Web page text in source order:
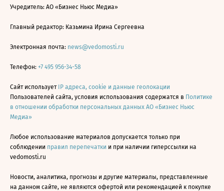
Учредитель: АО «Бизнес Ньюс Медиа»
Главный редактор: Казьмина Ирина Сергеевна
Электронная почта: news@vedomosti.ru
Телефон: +7 495 956-34-58
Сайт использует IP адреса, cookie и данные геолокации
Пользователей сайта, условия использования содержатся в Политике
в отношении обработки персональных данных АО «Бизнес Ньюс
Медиа»
Любое использование материалов допускается только при
соблюдении правил перепечатки и при наличии гиперссылки на
vedomosti.ru
Новости, аналитика, прогнозы и другие материалы, представленные
на данном сайте, не являются офертой или рекомендацией к покупке